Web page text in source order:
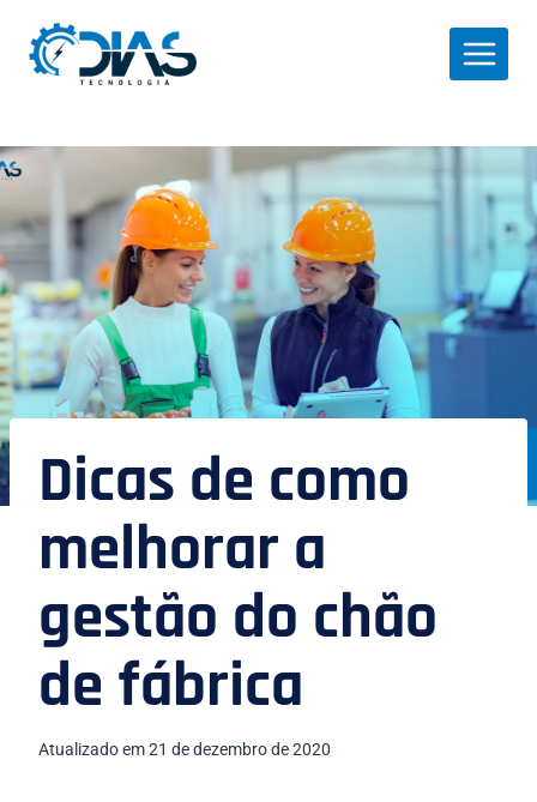
para
Dicas de como
melhorar a
gestão do chão
de fábrica
Atualizado em21 de dezembro de 2020